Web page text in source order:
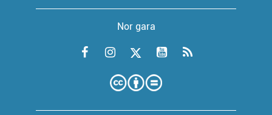
Nor gara